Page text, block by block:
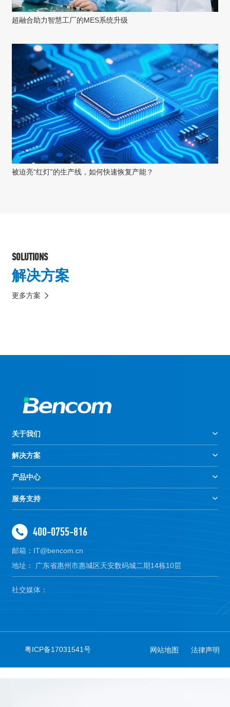
超融合助力智慧工厂的MES系统升级
被迫亮“红灯”的生产线，如何快速恢复产能？
SOLUTIONS
解决方案
更多方案
关于我们
解决方案
产品中心
服务支持
400-0755-816
邮箱：IT@bencom.cn
地址： 广东省惠州市惠城区天安数码城二期14栋10层
社交媒体：
粤ICP备17031541号 网站地图 法律声明